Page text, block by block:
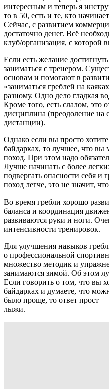
интересным и теперь я
то в 50, есть и те, кто
Сейчас, с развитием
достаточно денег. Всё
клуб/организация, с которой
Если есть желание
заниматься с тренером.
основам и помогают в
«заниматься греблей на
разному. Одно дело гладкая
Кроме того, есть слалом, это
дисциплина (преодоление на
дистанции).
Однако если вы просто
байдарках, то лучшее, что вы
поход. При этом надо
Лучше начинать с более
подвергать опасности себя
поход легче, это не значит,
Во время гребли хорошо
баланса и координация
развиваются руки и ноги.
интенсивности тренировок.
Для улучшения навыков
о профессиональной
множество методик и
занимаются зимой. Об этом
Если говорить о том, что вы
байдарках и думаете, что
было проще, то ответ прост
лыжи.